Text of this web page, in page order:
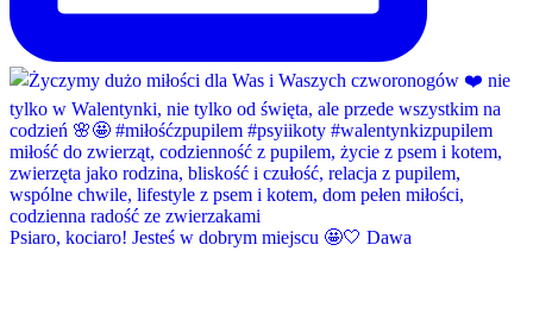
Psiaro, kociaro! Jesteś w dobrym miejscu 🤩🤍 Dawa